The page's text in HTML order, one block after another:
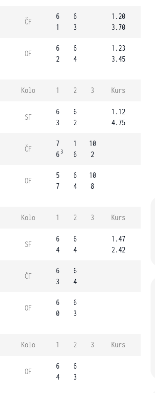
ČF
6
1
6
3
1.20
3.70
OF
6
2
6
4
1.23
3.45
Kolo 1 2 3 Kurs
SF
6
3
6
2
1.12
4.75
ČF
7
6 3
1
6
10
2
OF
5
7
6
4
10
8
Kolo 1 2 3 Kurs
SF
6
4
6
4
1.47
2.42
ČF
6
3
6
4
OF
6
0
6
3
Kolo 1 2 3 Kurs
OF
6
4
6
3